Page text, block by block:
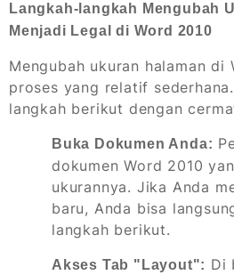
Langkah-langkah Mengubah
Menjadi Legal di Word 2010
Mengubah ukuran halaman di
proses yang relatif
langkah berikut dengan
Buka Dokumen Anda:
dokumen Word 2010
ukurannya. Jika Anda
baru, Anda bisa
langkah berikut.
Akses Tab "Layout": Di